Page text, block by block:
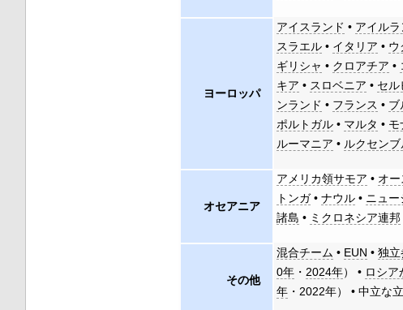
ヨーロッパ
アイスランド • アイルラ
スラエル • イタリア • ウ
ギリシャ • クロアチア •
キア • スロベニア • セル
ンランド • フランス • ブ
ポルトガル • マルタ • モ
ルーマニア • ルクセンブ
オセアニア
アメリカ領サモア • オ
トンガ•ナウル • ニュー
諸島 • ミクロネシア連邦
その他
混合チーム • EUN •独立
0年 ・2024年） • ロシ
年 ・2022年） • 中立な